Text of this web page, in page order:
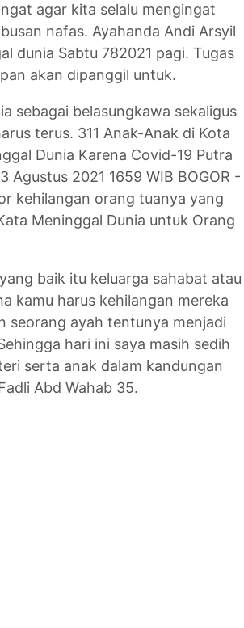
agar kita selalu mengingat
nafas. Ayahanda Andi Arsyil
dunia Sabtu 782021 pagi. Tugas
akan dipanggil untuk.
sebagai belasungkawa sekaligus
terus. 311 Anak-Anak di Kota
Dunia Karena Covid-19 Putra
Agustus 2021 1659 WIB BOGOR -
kehilangan orang tuanya yang
Meninggal Dunia untuk Orang
baik itu keluarga sahabat atau
kamu harus kehilangan mereka
seorang ayah tentunya menjadi
hari ini saya masih sedih
serta anak dalam kandungan
Abd Wahab 35.